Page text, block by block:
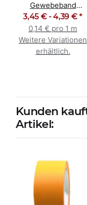
Gewebeband
Klebeband
Steinband UV-
beständig
3,45 € -4,39 €*
0,14 € pro 1 m
Weitere Variationen
erhältlich.
Kunden
Artikel: